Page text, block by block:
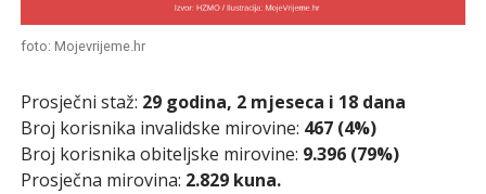
foto: Mojevrijeme.hr
Prosječni staž: 29 godina, 2 mjeseca i 18 dana
Broj korisnika invalidske mirovine: 467 (4%)
Broj korisnika obiteljske mirovine: 9.396 (79%)
Prosječna mirovina: 2.829 kuna.